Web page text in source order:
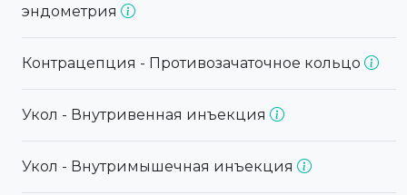
эндометрия
Контрацепция - Противозачаточное кольцо
Укол - Внутривенная инъекция
Укол - Внутримышечная инъекция